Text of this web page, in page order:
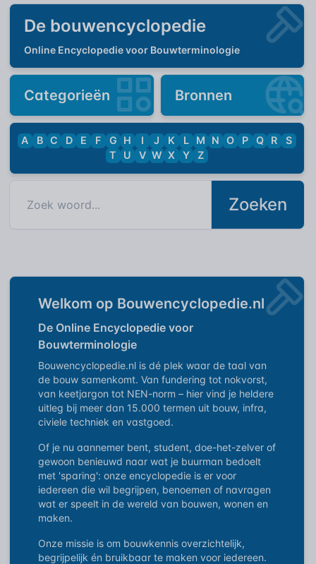
De bouwencyclopedie
Online Encyclopedie voor Bouwterminologie
Categorieën Bronnen
A B C D E F G H I J K L M N O P Q R
S
T
U V W X Y Z
Zoeken
Welkom op Bouwencyclopedie.nl
De Online Encyclopedie voor
Bouwterminologie
Bouwencyclopedie.nl is dé plek waar de taal van
de bouw samenkomt. Van fundering tot nokvorst,
van keetjargon tot NEN-norm – hier vind je heldere
uitleg bij meer dan 15.000 termen uit bouw, infra,
civiele techniek en vastgoed.
Of je nu aannemer bent, student, doe-het-zelver of
gewoon benieuwd naar wat je buurman bedoelt
met 'sparing': onze encyclopedie is er voor
iedereen die wil begrijpen, benoemen of navragen
wat er speelt in de wereld van bouwen, wonen en
maken.
Onze missie is om bouwkennis overzichtelijk,
begrijpelijk én bruikbaar te maken voor iedereen.